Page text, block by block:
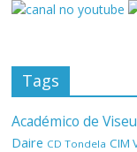
Tags
Académico de Viseu
Daire CD Tondela CIM